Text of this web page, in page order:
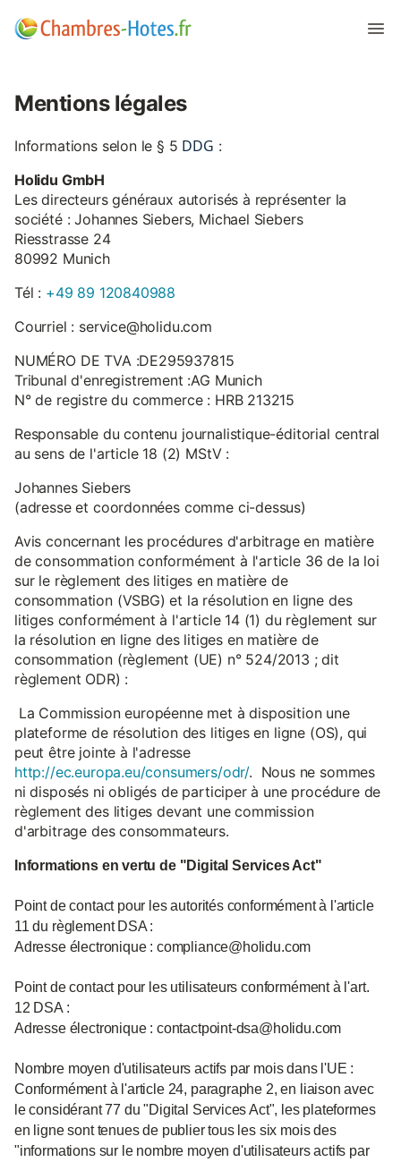
Mentions légales
Informations selon le § 5 DDG :
Holidu GmbH
Les directeurs généraux autorisés à représenter la
société : Johannes Siebers, Michael Siebers
Riesstrasse 24
80992 Munich
Tél : +49 89 120840988
Courriel : service@holidu.com
NUMÉRO DE TVA :DE295937815
Tribunal d'enregistrement :AG Munich
N° de registre du commerce : HRB 213215
Responsable du contenu journalistique-éditorial central
au sens de l'article 18 (2) MStV :
Johannes Siebers
(adresse et coordonnées comme ci-dessus)
Avis concernant les procédures d'arbitrage en matière
de consommation conformément à l'article 36 de la loi
sur le règlement des litiges en matière de
consommation (VSBG) et la résolution en ligne des
litiges conformément à l'article 14 (1) du règlement sur
la résolution en ligne des litiges en matière de
consommation (règlement (UE) n° 524/2013 ; dit
règlement ODR) :
La Commission européenne met à disposition une
plateforme de résolution des litiges en ligne (OS), qui
peut être jointe à l'adresse
http://ec.europa.eu/consumers/odr/. Nous ne sommes
ni disposés ni obligés de participer à une procédure de
règlement des litiges devant une commission
d'arbitrage des consommateurs.
Informations en vertu de "Digital Services Act"
Point de contact pour les autorités conformément à l'article
11 du règlement DSA :
Adresse électronique : compliance@holidu.com
Point de contact pour les utilisateurs conformément à l'art.
12 DSA :
Adresse électronique : contactpoint-dsa@holidu.com
Nombre moyen d'utilisateurs actifs par mois dans l'UE :
Conformément à l'article 24, paragraphe 2, en liaison avec
le considérant 77 du "Digital Services Act", les plateformes
en ligne sont tenues de publier tous les six mois des
"informations sur le nombre moyen d'utilisateurs actifs par